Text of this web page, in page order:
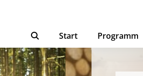
Start Programm